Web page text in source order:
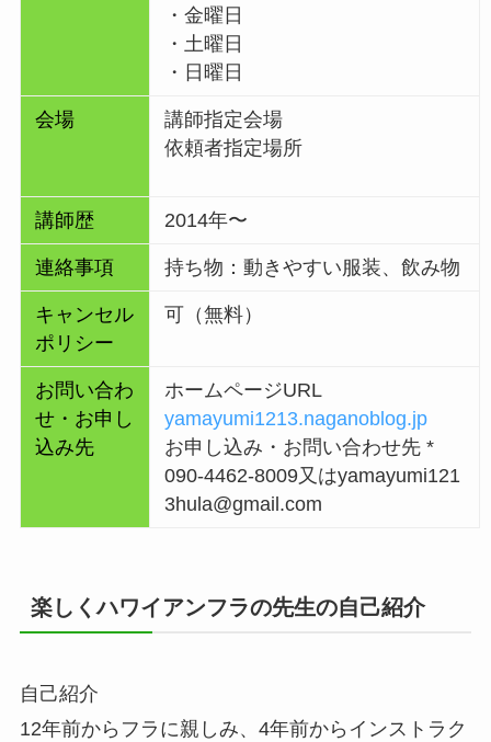
・金曜日
・土曜日
・日曜日
会場
講師指定会場
依頼者指定場所
講師歴 2014年〜
連絡事項 持ち物：動きやすい服装、飲み物
キャンセル
ポリシー
可（無料）
お問い合わ
せ・お申し
込み先
ホームページURL
yamayumi1213.naganoblog.jp
お申し込み・お問い合わせ先 *
090-4462-8009又はyamayumi121
3hula@gmail.com
楽しくハワイアンフラの先生の自己紹介
自己紹介
12年前からフラに親しみ、4年前からインストラク